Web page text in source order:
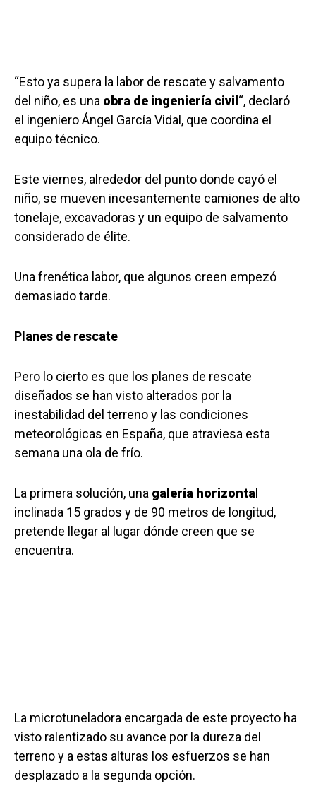
“Esto ya supera la labor de rescate y salvamento
del niño, es una obra de ingeniería civil “, declaró
el ingeniero Ángel García Vidal, que coordina el
equipo técnico.
Este viernes, alrededor del punto donde cayó el
niño, se mueven incesantemente camiones de alto
tonelaje, excavadoras y un equipo de salvamento
considerado de élite.
Una frenética labor, que algunos creen empezó
demasiado tarde.
Planes de rescate
Pero lo cierto es que los planes de rescate
diseñados se han visto alterados por la
inestabilidad del terreno y las condiciones
meteorológicas en España, que atraviesa esta
semana una ola de frío.
La primera solución, una galería horizonta
inclinada 15 grados y de 90 metros de longitud,
pretende llegar al lugar dónde creen que se
encuentra.
La microtuneladora encargada de este proyecto ha
visto ralentizado su avance por la dureza del
terreno y a estas alturas los esfuerzos se han
desplazado a la segunda opción.